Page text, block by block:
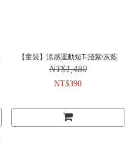
【童裝】涼感運動短T-淺紫/灰藍
NT$1,480
NT$390